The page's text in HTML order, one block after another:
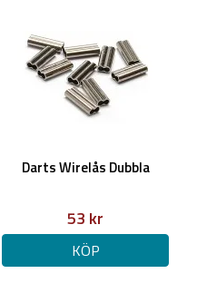
Darts Wirelås Dubbla
53 kr
KÖP